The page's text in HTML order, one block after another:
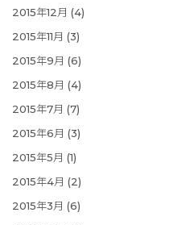
2015年12月 (4)
2015年11月 (3)
2015年9月 (6)
2015年8月 (4)
2015年7月 (7)
2015年6月 (3)
2015年5月 (1)
2015年4月 (2)
2015年3月 (6)